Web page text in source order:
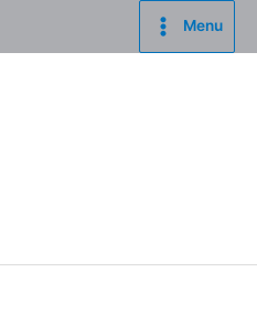
Main
Menu